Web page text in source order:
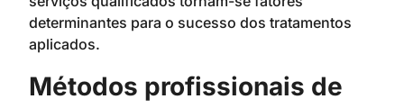
determinantes para o sucesso dos tratamentos
aplicados.
Métodos profissionais de